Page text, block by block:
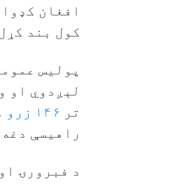
افغان
کول بند
پولیس
تر ۱۴۶ زرو
راهیسې
د فبرورۍ